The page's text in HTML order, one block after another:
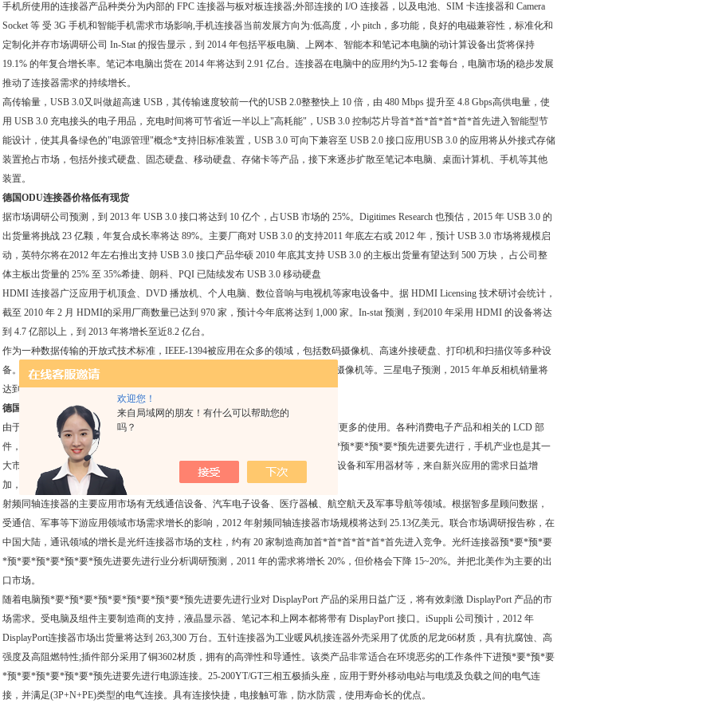
欢迎您！
来自局域网的朋友！有什么可以帮助您的
吗？
手机所使用的连接器产品种类分为内部的 FPC 连接器与板对板连接器;外部连接的 I/O 连接器，以及电池、SIM 卡连接器和 Camera
Socket 等 受 3G 手机和智能手机需求市场影响,手机连接器当前发展方向为:低高度，小 pitch，多功能，良好的电磁兼容性，标准化和
定制化并存市场调研公司 In-Stat 的报告显示，到 2014 年包括平板电脑、上网本、智能本和笔记本电脑的动计算设备出货将保持
19.1% 的年复合增长率。笔记本电脑出货在 2014 年将达到 2.91 亿台。连接器在电脑中的应用约为5-12 套每台，电脑市场的稳步发展
推动了连接器需求的持续增长。
高传输量，USB 3.0又叫做超高速 USB，其传输速度较前一代的USB 2.0整整快上 10 倍，由 480 Mbps 提升至 4.8 Gbps高供电量，使
用 USB 3.0 充电接头的电子用品，充电时间将可节省近一半以上"高耗能"，USB 3.0 控制芯片导首*首*首*首*首*首先进入智能型节
能设计，使其具备绿色的"电源管理"概念*支持旧标准装置，USB 3.0 可向下兼容至 USB 2.0 接口应用USB 3.0 的应用将从外接式存储
装置抢占市场，包括外接式硬盘、固态硬盘、移动硬盘、存储卡等产品，接下来逐步扩散至笔记本电脑、桌面计算机、手机等其他
装置。
德国ODU连接器价格低有现货
据市场调研公司预测，到 2013 年 USB 3.0 接口将达到 10 亿个，占USB 市场的 25%。Digitimes Research 也预估，2015 年 USB 3.0 的
出货量将挑战 23 亿颗，年复合成长率将达 89%。主要厂商对 USB 3.0 的支持2011 年底左右或 2012 年，预计 USB 3.0 市场将规模启
动，英特尔将在2012 年左右推出支持 USB 3.0 接口产品华硕 2010 年底其支持 USB 3.0 的主板出货量有望达到 500 万块， 占公司整
体主板出货量的 25% 至 35%希捷、朗科、PQI 已陆续发布 USB 3.0 移动硬盘
HDMI 连接器广泛应用于机顶盒、DVD 播放机、个人电脑、数位音响与电视机等家电设备中。据 HDMI Licensing 技术研讨会统计，
截至 2010 年 2 月 HDMI的采用厂商数量已达到 970 家，预计今年底将达到 1,000 家。In-stat 预测，到2010 年采用 HDMI 的设备将达
到 4.7 亿部以上，到 2013 年将增长至近8.2 亿台。
作为一种数据传输的开放式技术标准，IEEE-1394被应用在众多的领域，包括数码摄像机、高速外接硬盘、打印机和扫描仪等多种设
备。IEEE-1394 技术使用zui广的还是数字成像领域，支持的产品包括数码相机或摄像机等。三星电子预测，2015 年单反相机销量将
达到 1,536 万台，给 IEEE 连接器市场带来商机。
德国ODU连接器价格低有现货
由于尺寸较小和具有灵活性，FPC/FFC 连接器已经在办公设备和家用电器中得到更多的使用。各种消费电子产品和相关的 LCD 部
件，仍然是 FPC/FFC 连接器zui重要的应用，随着 3G 日益流预*要*预*要*预*要*预*要*预*要*预先进要先进行，手机产业也是其一
大市场，除此之外，其应用范围还已扩展到工业领域，如仪表、汽车电子、医疗设备和军用器材等，来自新兴应用的需求日益增
加，将推动该产业以每年 8-10% 的速度增长。
射频同轴连接器的主要应用市场有无线通信设备、汽车电子设备、医疗器械、航空航天及军事导航等领域。根据智多星顾问数据，
受通信、军事等下游应用领域市场需求增长的影响，2012 年射频同轴连接器市场规模将达到 25.13亿美元。联合市场调研报告称，在
中国大陆，通讯领域的增长是光纤连接器市场的支柱，约有 20 家制造商加首*首*首*首*首*首先进入竞争。光纤连接器预*要*预*要
*预*要*预*要*预*要*预先进要先进行业分析调研预测，2011 年的需求将增长 20%，但价格会下降 15~20%。并把北美作为主要的出
口市场。
随着电脑预*要*预*要*预*要*预*要*预*要*预先进要先进行业对 DisplayPort 产品的采用日益广泛，将有效刺激 DisplayPort 产品的市
场需求。受电脑及组件主要制造商的支持，液晶显示器、笔记本和上网本都将带有 DisplayPort 接口。iSuppli 公司预计，2012 年
DisplayPort连接器市场出货量将达到 263,300 万台。五针连接器为工业暖风机接连器外壳采用了优质的尼龙66材质，具有抗腐蚀、高
强度及高阻燃特性;插件部分采用了铜3602材质，拥有的高弹性和导通性。该类产品非常适合在环境恶劣的工作条件下进预*要*预*要
*预*要*预*要*预*要*预先进要先进行电源连接。25-200YT/GT三相五极插头座，应用于野外移动电站与电缆及负载之间的电气连
接，并满足(3P+N+PE)类型的电气连接。具有连接快捷，电接触可靠，防水防震，使用寿命长的优点。